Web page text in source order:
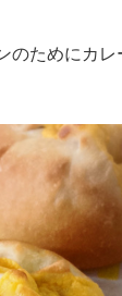
のためにカ